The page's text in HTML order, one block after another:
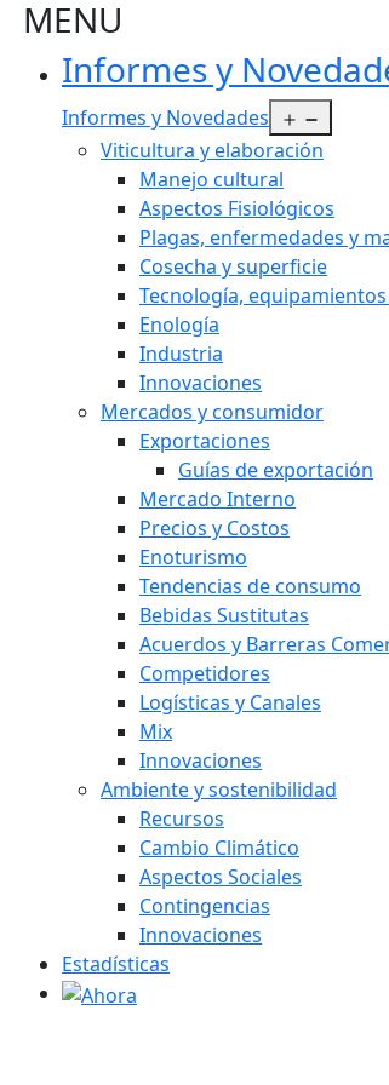
MENU
Informes y
Informes y Novedades
Viticultura y elaboración
Manejo cultural
Aspectos Fisiológicos
Plagas, enfermedades y
Cosecha y superficie
Tecnología,
Enología
Industria
Innovaciones
Mercados y consumidor
Exportaciones
Guías de exportación
Mercado Interno
Precios y Costos
Enoturismo
Tendencias de consumo
Bebidas Sustitutas
Acuerdos y Barreras
Competidores
Logísticas y Canales
Mix
Innovaciones
Ambiente y sostenibilidad
Recursos
Cambio Climático
Aspectos Sociales
Contingencias
Innovaciones
Estadísticas